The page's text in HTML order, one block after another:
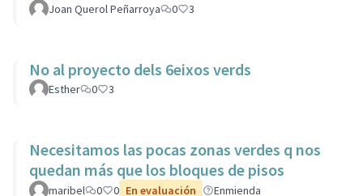
Joan Querol Peñarroya 0 3
No al proyecto dels 6eixos verds
Esther 0 3
Necesitamos las pocas zonas verdes q nos
quedan más que los bloques de pisos
maribel 0 0 En evaluación Enmienda